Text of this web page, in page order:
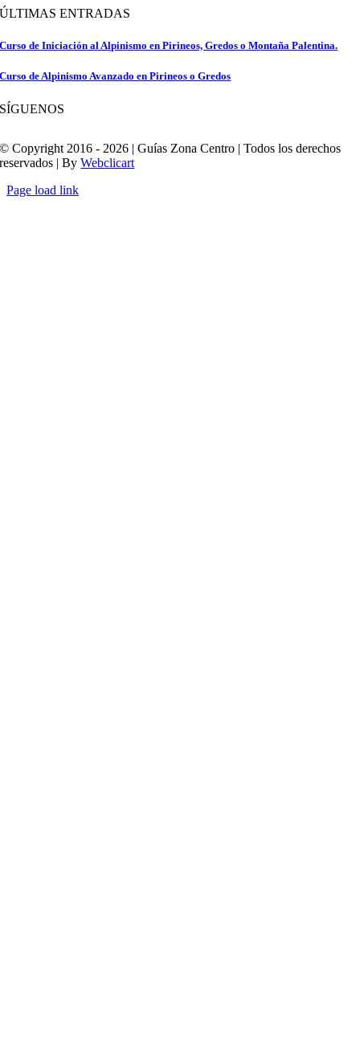
ÚLTIMAS ENTRADAS
Curso de Iniciación al Alpinismo en Pirineos, Gredos o Montaña Palentina.
Curso de Alpinismo Avanzado en Pirineos o Gredos
SÍGUENOS
© Copyright 2016 - 2026 | Guías Zona Centro | Todos los derechos
reservados | ByWebclicart
Page load link